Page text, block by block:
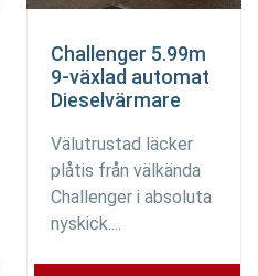
Challenger 5.99m
9-växlad automat
Dieselvärmare
Välutrustad läcker
plåtis från välkända
Challenger i absoluta
nyskick....